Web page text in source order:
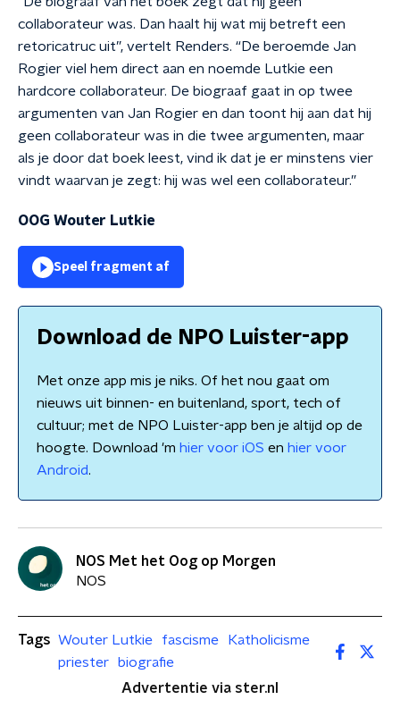
collaborateur was. Dan haalt hij wat mij betreft een
retoricatruc uit”, vertelt Renders. “De beroemde Jan
Rogier viel hem direct aan en noemde Lutkie een
hardcore collaborateur. De biograaf gaat in op twee
argumenten van Jan Rogier en dan toont hij aan dat hij
geen collaborateur was in die twee argumenten, maar
als je door dat boek leest, vind ik dat je er minstens vier
vindt waarvan je zegt: hij was wel een collaborateur.”
OOG Wouter Lutkie
Speel fragment af
Download de NPO Luister-app
Met onze app mis je niks. Of het nou gaat om
nieuws uit binnen- en buitenland, sport, tech of
cultuur; met de NPO Luister-app ben je altijd op de
hoogte. Download 'm hier voor iOS en hier voor
Android.
NOS Met het Oog op Morgen
NOS
Tags Wouter Lutkie fascisme
Katholicisme
priester
biografie
Advertentie via ster.nl